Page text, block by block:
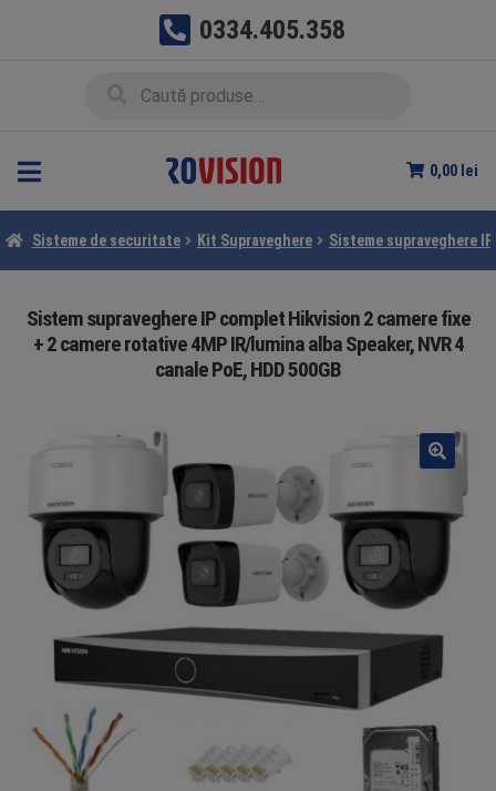
0334.405.358
0,00 lei
Sisteme de securitate Kit Supraveghere Sisteme supraveghere IP
Sistem supraveghere IP complet Hikvision 2 camere fixe
+ 2 camere rotative 4MP IR/lumina alba Speaker, NVR 4
canale PoE, HDD 500GB